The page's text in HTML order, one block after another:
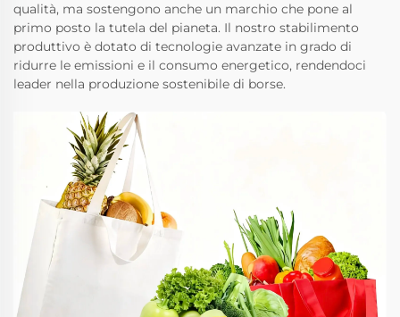
qualità, ma sostengono anche un marchio che pone al
primo posto la tutela del pianeta. Il nostro stabilimento
produttivo è dotato di tecnologie avanzate in grado di
ridurre le emissioni e il consumo energetico, rendendoci
leader nella produzione sostenibile di borse.